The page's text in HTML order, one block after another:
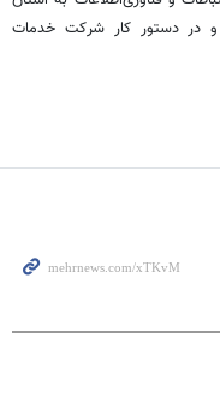
۱۳۹۸ مصوب شده و در دستور کار شرکت خدمات